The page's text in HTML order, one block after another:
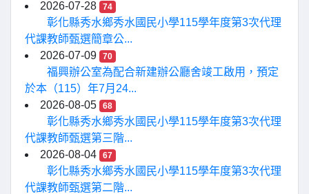
2026-07-28
74
彰化縣秀水鄉秀水國民小學115學年度第3次代理
代課教師甄選簡章公...
2026-07-09
70
福興辦公室為配合新建辦公廳舍竣工啟用，預定
於本（115）年7月24...
2026-08-05
68
彰化縣秀水鄉秀水國民小學115學年度第3次代理
代課教師甄選第三階...
2026-08-04
67
彰化縣秀水鄉秀水國民小學115學年度第3次代理
代課教師甄選第二階...